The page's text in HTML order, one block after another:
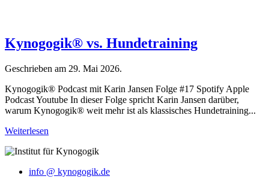
Kynogogik® vs. Hundetraining
Geschrieben am 29. Mai 2026.
Kynogogik® Podcast mit Karin Jansen Folge #17 Spotify Apple
Podcast Youtube In dieser Folge spricht Karin Jansen darüber,
warum Kynogogik®️ weit mehr ist als klassisches Hundetraining...
Weiterlesen
info @ kynogogik.de